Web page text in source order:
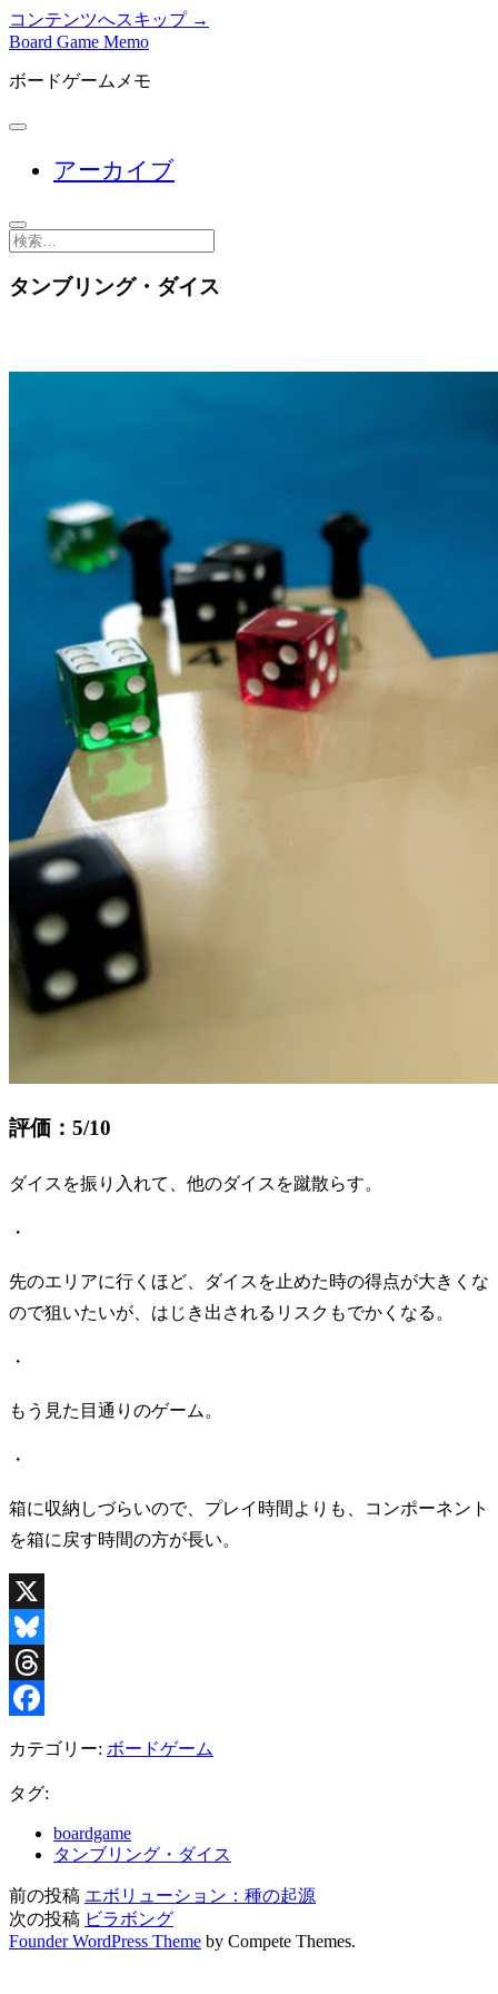
コンテンツへスキップ →
Board Game Memo
ボードゲームメモ
メ
開
く
アーカイブ
検
タンブリング・ダイス
評価：5/10
ダイスを振り入れて、他のダイスを蹴散らす。
・
先のエリアに行くほど、ダイスを止めた時の得点が大きくな
ので狙いたいが、はじき出されるリスクもでかくなる。
・
もう見た目通りのゲーム。
・
箱に収納しづらいので、プレイ時間よりも、コンポーネント
を箱に戻す時間の方が長い。
X
Bluesky
Threads
カテゴリー: ボードゲーム
タグ:
boardgame
タンブリング・ダイス
前の投稿 エボリューション：種の起源
次の投稿 ビラボング
Founder WordPress Theme by Compete Themes.